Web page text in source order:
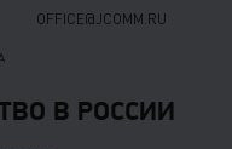
OFFICE@JCOMM.RU
В РОССИИ